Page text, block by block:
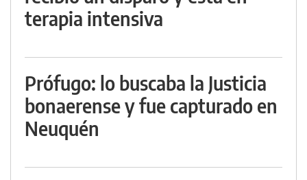
terapia intensiva
Prófugo: lo buscaba la Justicia
bonaerense y fue capturado en
Neuquén